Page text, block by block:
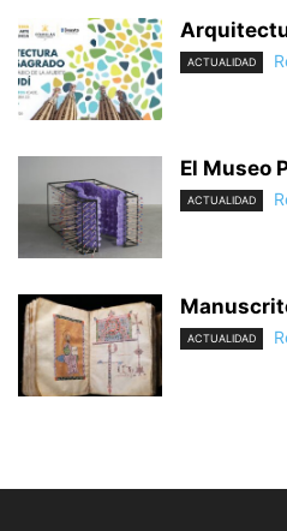
ACTUALIDAD
El Museo
ACTUALIDAD
ACTUALIDAD